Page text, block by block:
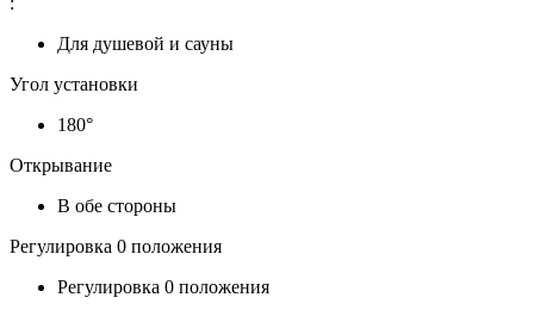
Для душевой и сауны
Угол установки
180°
Открывание
В обе стороны
Регулировка 0 положения
Регулировка 0 положения